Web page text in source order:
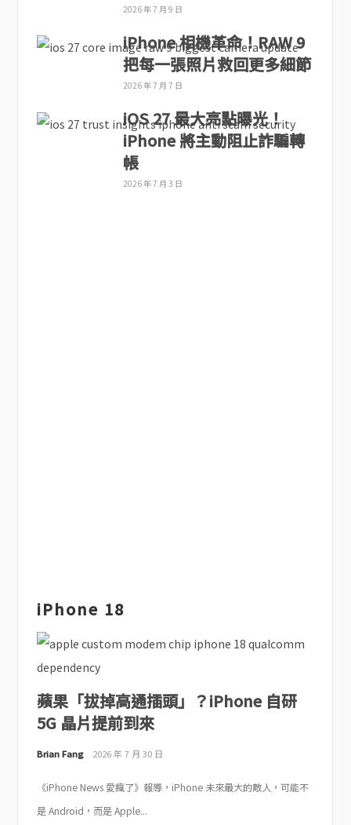
2026 年 7 月 9 日
iPhone 相機革命！RAW 9
把每一張照片救回更多細節
2026 年 7 月 7 日
iOS 27 最大亮點曝光！
iPhone 將主動阻止詐騙轉
帳
2026 年 7 月 3 日
iPhone 18
蘋果「拔掉高通插頭」？iPhone 自研
5G 晶片提前到來
Brian Fang 2026 年 7 月 30 日
《iPhone News 愛瘋了》報導，iPhone 未來最大的敵人，可能不
是 Android，而是 Apple...